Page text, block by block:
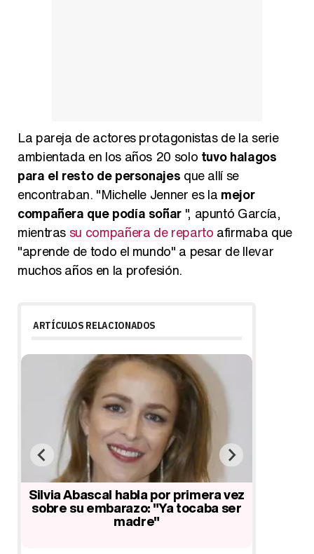
La pareja de actores protagonistas de la serie
ambientada en los años 20 solo tuvo halagos
para el resto de personajes que allí se
encontraban. "Michelle Jenner es la mejor
compañera que podía soñar ", apuntó García,
mientras su compañera de reparto afirmaba que
"aprende de todo el mundo" a pesar de llevar
muchos años en la profesión.
ARTÍCULOS RELACIONADOS
Bromas para Madrid 2020, 65
cumpleaños de Arguiñano, premio
póstumo para Mariví Bilbao...: así ha